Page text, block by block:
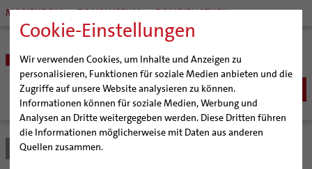
Cookie-Einstellungen
Wir verwenden Cookies, um Inhalte und Anzeigen zu
personalisieren, Funktionen für soziale Medien anbieten und die
Zugriffe auf unsere Website analysieren zu können.
Informationen können für soziale Medien, Werbung und
Analysen an Dritte weitergegeben werden. Diese Dritten führen
die Informationen möglicherweise mit Daten aus anderen
Quellen zusammen.
MARIENDOM DOMMUSEUM DOMBIBLIOTHEK
BISTUM
Bischöfe
Bistum Hildesheim